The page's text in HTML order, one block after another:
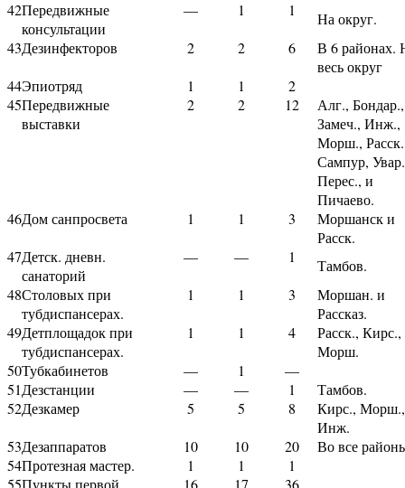
42Передвижные
консультации
— 1 1
На округ.
43Дезинфекторов 2 2 6
В 6 районах.
весь округ
44Эпиотряд 1 1
2
45Передвижные
выставки
2 2 12
Алг., Бондар.,
Замеч.,
Морш.,
Сампур,
Перес., и
Пичаево.
46Дом санпросвета 1 1 3
Моршанск и
Расск.
47Детск. дневн.
санаторий
— — 1
Тамбов.
48Столовых при
тубдиспансерах.
1 1 3
Моршан. и
Рассказ.
49Детплощадок при
тубдиспансерах.
1 1 4
Расск., Кирс.,
Морш.
50Тубкабинетов — 1
—
51Дезстанции — — 1
Тамбов.
52Дезкамер 5 5 8
Кирс., Морш.,
Инж.
53Дезаппаратов 10 10 20
Во все
54Протезная мастер. 1 1
1
55Пункты первой
16 17 36